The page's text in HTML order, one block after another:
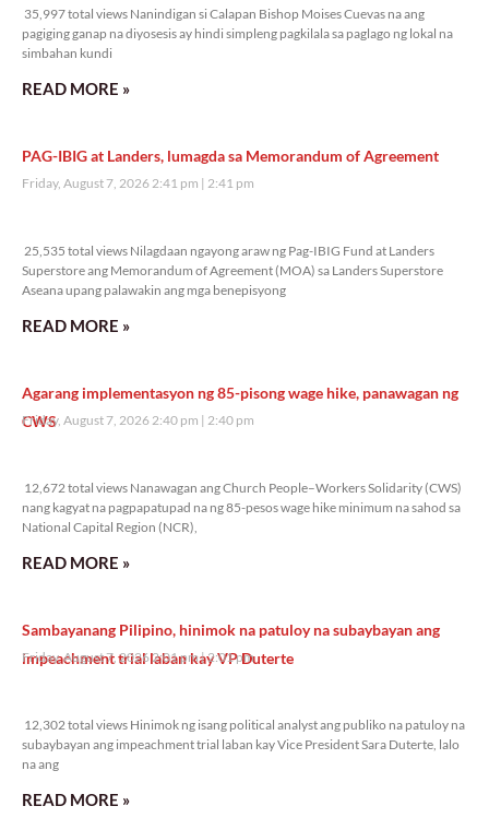
35,997 total views Nanindigan si Calapan Bishop Moises Cuevas na ang
pagiging ganap na diyosesis ay hindi simpleng pagkilala sa paglago ng lokal na
simbahan kundi
READ MORE »
PAG-IBIG at Landers, lumagda sa Memorandum of Agreement
Friday, August 7, 2026 2:41 pm 2:41 pm
25,535 total views Nilagdaan ngayong araw ng Pag-IBIG Fund at Landers
Superstore ang Memorandum of Agreement (MOA) sa Landers Superstore
Aseana upang palawakin ang mga benepisyong
READ MORE »
Agarang implementasyon ng 85-pisong wage hike, panawagan ng
CWS
Friday, August 7, 2026 2:40 pm 2:40 pm
12,672 total views Nanawagan ang Church People–Workers Solidarity (CWS)
nang kagyat na pagpapatupad na ng 85-pesos wage hike minimum na sahod sa
National Capital Region (NCR),
READ MORE »
Sambayanang Pilipino, hinimok na patuloy na subaybayan ang
impeachment trial laban kay VP Duterte
Friday, August 7, 2026 2:01 pm 2:01 pm
12,302 total views Hinimok ng isang political analyst ang publiko na patuloy na
subaybayan ang impeachment trial laban kay Vice President Sara Duterte, lalo
na ang
READ MORE »